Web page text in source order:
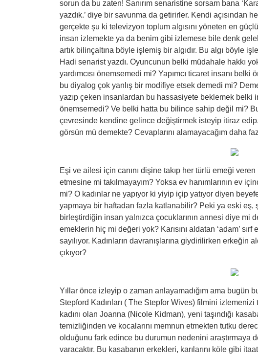
sorun da bu zaten! Sanırım senaristine sorsam bana
yazdık.’ diye bir savunma da getirirler. Kendi açısından
gerçekte şu ki televizyon toplum algısını yöneten en
insan izlemekte ya da benim gibi izlemese bile denk
artık bilinçaltına böyle işlemiş bir algıdır. Bu algı böyle
Hadi senarist yazdı. Oyuncunun belki müdahale hakkı
yardımcısı önemsemedi mi? Yapımcı ticaret insanı
bu diyalog çok yanlış bir modifiye etsek demedi mi?
yazıp çeken insanlardan bu hassasiyete beklemek belki
önemsemedi? Ve belki hatta bu bilince sahip değil mi?
çevresinde kendine gelince değiştirmek isteyip itiraz
görsün mü demekte? Cevaplarını alamayacağım daha
Eşi ve ailesi için canını dişine takıp her türlü emeği
etmesine mi takılmayayım? Yoksa ev hanımlarının ev
mi? O kadınlar ne yapıyor ki yiyip içip yatıyor diyen
yapmaya bir haftadan fazla katlanabilir? Peki ya eski eş,
birleştirdiğin insan yalnızca çocuklarının annesi diye mi
emeklerin hiç mi değeri yok? Karısını aldatan ‘adam’
sayılıyor. Kadınların davranışlarına giydirilirken erkeğin
çıkıyor?
Yıllar önce izleyip o zaman anlayamadığım ama bugün
Stepford Kadınları ( The Stepfor Wives) filmini izlemenizi
kadını olan Joanna (Nicole Kidman), yeni taşındığı
temizliğinden ve kocalarını memnun etmekten tutku
olduğunu fark edince bu durumun nedenini araştırmaya
varacaktır. Bu kasabanın erkekleri, karılarını köle gibi